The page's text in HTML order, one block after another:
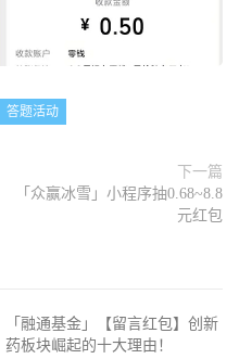
答题活动
下一篇
「众赢冰雪」小程序抽0.68~8.8
元红包
「融通基金」【留言红包】创新
药板块崛起的十大理由！